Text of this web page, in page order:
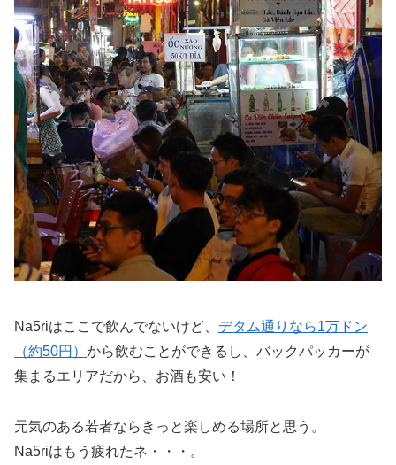
Na5riはここで飲んでないけど、 デタム通りなら1万ドン
（約50円） から飲むことができるし、バックパッカーが
集まるエリアだから、お酒も安い！
元気のある若者ならきっと楽しめる場所と思う。
Na5riはもう疲れたネ・・・。